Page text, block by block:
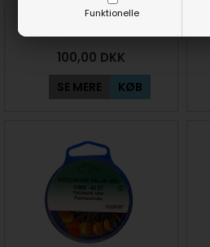
Funktionelle
Meget tynde knappenåle i
100,00 DKK
SE MERE KØB